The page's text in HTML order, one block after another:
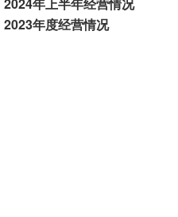
2023年度经营情况